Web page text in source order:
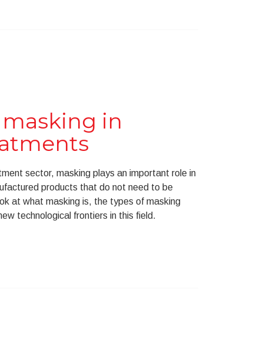
in
sector, masking plays an important role in
products that do not need to be
at what masking is, the types of masking
technological frontiers in this field.